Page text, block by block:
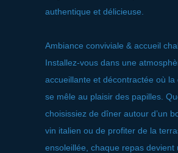
authentique et délicieuse.
Ambiance conviviale & accueil
Installez‑vous dans une
accueillante et décontractée où la
se mêle au plaisir des papilles.
choisissiez de dîner autour d’un
vin italien ou de profiter de la
ensoleillée, chaque repas devient